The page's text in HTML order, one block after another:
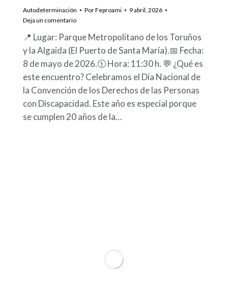
Autodeterminación PorFeproami
9 abril, 2026
Deja un comentario
📍 Lugar: Parque Metropolitano de los Toruños
y la Algaida (El Puerto de Santa María).📅 Fecha:
8 de mayo de 2026.🕦 Hora: 11:30 h. 💬 ¿Qué es
este encuentro? Celebramos el Día Nacional de
la Convención de los Derechos de las Personas
con Discapacidad. Este año es especial porque
se cumplen 20 años de la…